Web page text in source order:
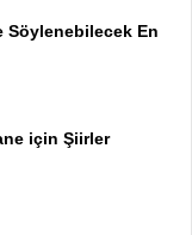
Söylenebilecek En
için Şiirler